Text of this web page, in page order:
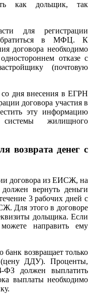
как дольщик, так
для регистрации
в МФЦ. К
договора необходимо
отказе с
(почтовую
со дня внесения в ЕГРН
договора участия в
эту информацию
жилищного
возврата денег с
договора из ЕИСЖ, на
вернуть деньги
3 рабочих дней с
Для этого в договоре
дольщика. Если
направить ему
возвращает только
ДДУ). Проценты,
должен выплатить
выплаты необходимо